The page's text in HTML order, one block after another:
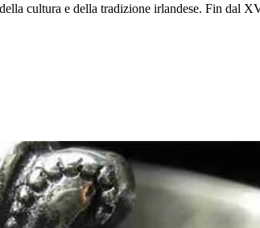
cultura e della tradizione irlandese. Fin dal